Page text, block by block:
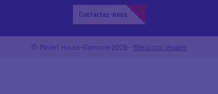
Contactez-nous
© Medef Haute-Garonne 2026 - Mentions légales